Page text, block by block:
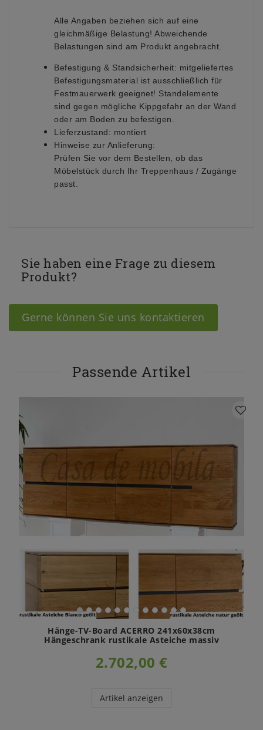
Alle Angaben beziehen sich auf eine
gleichmäßige Belastung! Abweichende
Belastungen sind am Produkt angebracht.
Befestigung & Standsicherheit: mitgeliefertes
Befestigungsmaterial ist ausschließlich für
Festmauerwerk geeignet! Standelemente
sind gegen mögliche Kippgefahr an der Wand
oder am Boden zu befestigen.
Lieferzustand: montiert
Hinweise zur Anlieferung:
Prüfen Sie vor dem Bestellen, ob das
Möbelstück durch Ihr Treppenhaus / Zugänge
passt.
Sie haben eine Frage zu diesem
Produkt?
Gerne können Sie uns kontaktieren
Passende Artikel
Hänge-TV-Board ACERRO 241x60x38cm
Hängeschrank rustikale Asteiche massiv
2.702,00 €
Artikel anzeigen